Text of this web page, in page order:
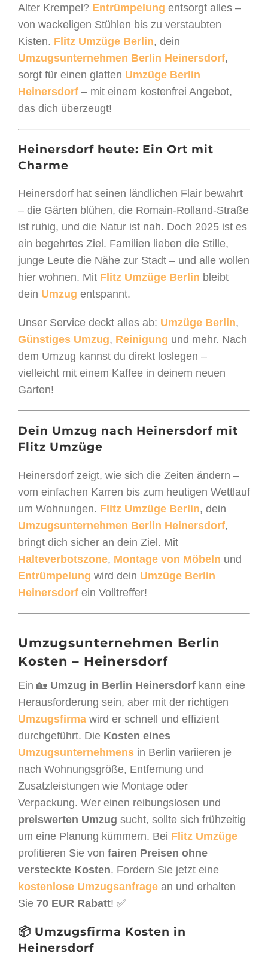
Alter Krempel? Entrümpelung entsorgt alles –
von wackeligen Stühlen bis zu verstaubten
Kisten. Flitz Umzüge Berlin, dein
Umzugsunternehmen Berlin Heinersdorf,
sorgt für einen glatten Umzüge Berlin
Heinersdorf – mit einem kostenfrei Angebot,
das dich überzeugt!
Heinersdorf heute: Ein Ort mit
Charme
Heinersdorf hat seinen ländlichen Flair bewahrt
– die Gärten blühen, die Romain-Rolland-Straße
ist ruhig, und die Natur ist nah. Doch 2025 ist es
ein begehrtes Ziel. Familien lieben die Stille,
junge Leute die Nähe zur Stadt – und alle wollen
hier wohnen. Mit Flitz Umzüge Berlin bleibt
dein Umzug entspannt.
Unser Service deckt alles ab: Umzüge Berlin,
Günstiges Umzug, Reinigung und mehr. Nach
dem Umzug kannst du direkt loslegen –
vielleicht mit einem Kaffee in deinem neuen
Garten!
Dein Umzug nach Heinersdorf mit
Flitz Umzüge
Heinersdorf zeigt, wie sich die Zeiten ändern –
vom einfachen Karren bis zum heutigen Wettlauf
um Wohnungen. Flitz Umzüge Berlin, dein
Umzugsunternehmen Berlin Heinersdorf,
bringt dich sicher an dein Ziel. Mit
Halteverbotszone, Montage von Möbeln und
Entrümpelung wird dein Umzüge Berlin
Heinersdorf ein Volltreffer!
Umzugsunternehmen Berlin
Kosten – Heinersdorf
Ein 🏡 Umzug in Berlin Heinersdorf kann eine
Herausforderung sein, aber mit der richtigen
Umzugsfirma wird er schnell und effizient
durchgeführt. Die Kosten eines
Umzugsunternehmens in Berlin variieren je
nach Wohnungsgröße, Entfernung und
Zusatzleistungen wie Montage oder
Verpackung. Wer einen reibungslosen und
preiswerten Umzug sucht, sollte sich frühzeitig
um eine Planung kümmern. Bei Flitz Umzüge
profitieren Sie von fairen Preisen ohne
versteckte Kosten. Fordern Sie jetzt eine
kostenlose Umzugsanfrage an und erhalten
Sie 70 EUR Rabatt! ✅
📦 Umzugsfirma Kosten in
Heinersdorf